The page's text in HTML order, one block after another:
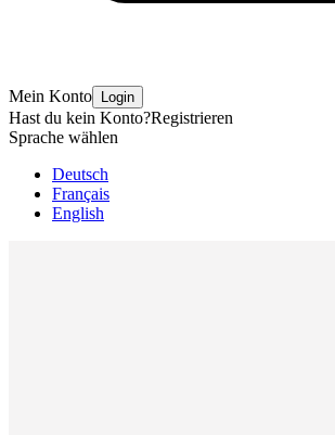
Mein Konto Login
Hast du kein Konto?Registrieren
Sprache wählen
Deutsch
Français
English